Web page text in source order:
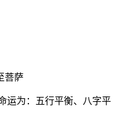
菩萨
运为：五行平衡、八字平